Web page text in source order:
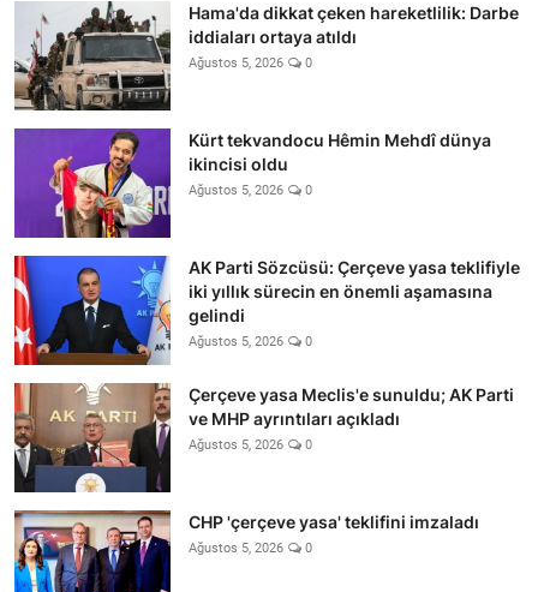
Hama'da dikkat çeken hareketlilik: Darbe
iddiaları ortaya atıldı
Ağustos 5, 2026 0
Kürt tekvandocu Hêmin Mehdî dünya
ikincisi oldu
Ağustos 5, 2026 0
AK Parti Sözcüsü: Çerçeve yasa teklifiyle
iki yıllık sürecin en önemli aşamasına
gelindi
Ağustos 5, 2026 0
Çerçeve yasa Meclis'e sunuldu; AK Parti
ve MHP ayrıntıları açıkladı
Ağustos 5, 2026 0
CHP 'çerçeve yasa' teklifini imzaladı
Ağustos 5, 2026 0